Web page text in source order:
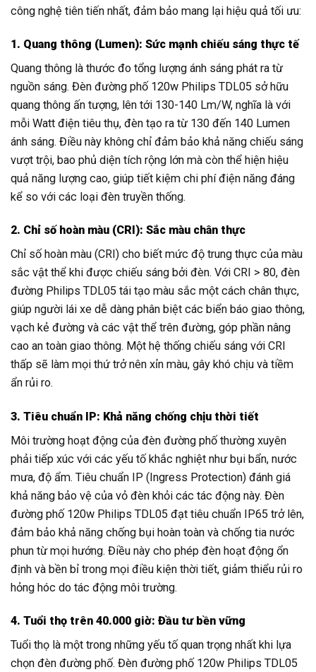
công nghệ tiên tiến nhất, đảm bảo mang lại hiệu quả tối ưu:
1. Quang thông (Lumen): Sức mạnh chiếu sáng thực tế
Quang thông là thước đo tổng lượng ánh sáng phát ra từ
nguồn sáng. Đèn đường phố 120w Philips TDL05 sở hữu
quang thông ấn tượng, lên tới 130-140 Lm/W, nghĩa là với
mỗi Watt điện tiêu thụ, đèn tạo ra từ 130 đến 140 Lumen
ánh sáng. Điều này không chỉ đảm bảo khả năng chiếu sáng
vượt trội, bao phủ diện tích rộng lớn mà còn thể hiện hiệu
quả năng lượng cao, giúp tiết kiệm chi phí điện năng đáng
kể so với các loại đèn truyền thống.
2. Chỉ số hoàn màu (CRI): Sắc màu chân thực
Chỉ số hoàn màu (CRI) cho biết mức độ trung thực của màu
sắc vật thể khi được chiếu sáng bởi đèn. Với CRI > 80, đèn
đường Philips TDL05 tái tạo màu sắc một cách chân thực,
giúp người lái xe dễ dàng phân biệt các biển báo giao thông,
vạch kẻ đường và các vật thể trên đường, góp phần nâng
cao an toàn giao thông. Một hệ thống chiếu sáng với CRI
thấp sẽ làm mọi thứ trở nên xỉn màu, gây khó chịu và tiềm
ẩn rủi ro.
3. Tiêu chuẩn IP: Khả năng chống chịu thời tiết
Môi trường hoạt động của đèn đường phố thường xuyên
phải tiếp xúc với các yếu tố khắc nghiệt như bụi bẩn, nước
mưa, độ ẩm. Tiêu chuẩn IP (Ingress Protection) đánh giá
khả năng bảo vệ của vỏ đèn khỏi các tác động này. Đèn
đường phố 120w Philips TDL05 đạt tiêu chuẩn IP65 trở lên,
đảm bảo khả năng chống bụi hoàn toàn và chống tia nước
phun từ mọi hướng. Điều này cho phép đèn hoạt động ổn
định và bền bỉ trong mọi điều kiện thời tiết, giảm thiểu rủi ro
hỏng hóc do tác động môi trường.
4. Tuổi thọ trên 40.000 giờ: Đầu tư bền vững
Tuổi thọ là một trong những yếu tố quan trọng nhất khi lựa
chọn đèn đường phố. Đèn đường phố 120w Philips TDL05